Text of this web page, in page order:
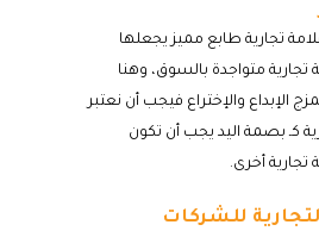
تجارية طابع مميز يجعلها
متواجدة بالسوق، وهنا
الإبداع والإختراع فيجب أن نعتبر
كـ بصمة اليد يجب أن تكون
تجارية أخرى.
للشركات